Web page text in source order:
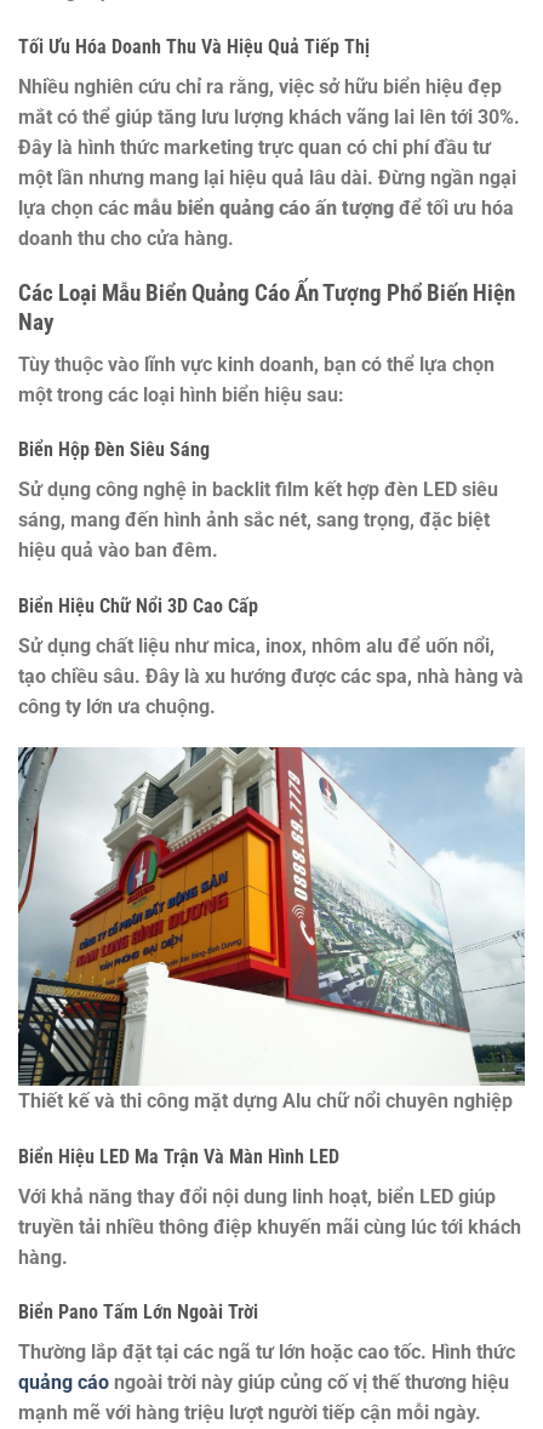
Tối Ưu Hóa Doanh Thu Và Hiệu Quả Tiếp Thị
Nhiều nghiên cứu chỉ ra rằng, việc sở hữu biển hiệu đẹp
mắt có thể giúp tăng lưu lượng khách vãng lai lên tới 30%.
Đây là hình thức marketing trực quan có chi phí đầu tư
một lần nhưng mang lại hiệu quả lâu dài. Đừng ngần ngại
lựa chọn các mẫu biển quảng cáo ấn tượng để tối ưu hóa
doanh thu cho cửa hàng.
Các Loại Mẫu Biển Quảng Cáo Ấn Tượng Phổ Biến Hiện
Nay
Tùy thuộc vào lĩnh vực kinh doanh, bạn có thể lựa chọn
một trong các loại hình biển hiệu sau:
Biển Hộp Đèn Siêu Sáng
Sử dụng công nghệ in backlit film kết hợp đèn LED siêu
sáng, mang đến hình ảnh sắc nét, sang trọng, đặc biệt
hiệu quả vào ban đêm.
Biển Hiệu Chữ Nổi 3D Cao Cấp
Sử dụng chất liệu như mica, inox, nhôm alu để uốn nổi,
tạo chiều sâu. Đây là xu hướng được các spa, nhà hàng và
công ty lớn ưa chuộng.
Thiết kế và thi công mặt dựng Alu chữ nổi chuyên nghiệp
Biển Hiệu LED Ma Trận Và Màn Hình LED
Với khả năng thay đổi nội dung linh hoạt, biển LED giúp
truyền tải nhiều thông điệp khuyến mãi cùng lúc tới khách
hàng.
Biển Pano Tấm Lớn Ngoài Trời
Thường lắp đặt tại các ngã tư lớn hoặc cao tốc. Hình thức
quảng cáo ngoài trời này giúp củng cố vị thế thương hiệu
mạnh mẽ với hàng triệu lượt người tiếp cận mỗi ngày.